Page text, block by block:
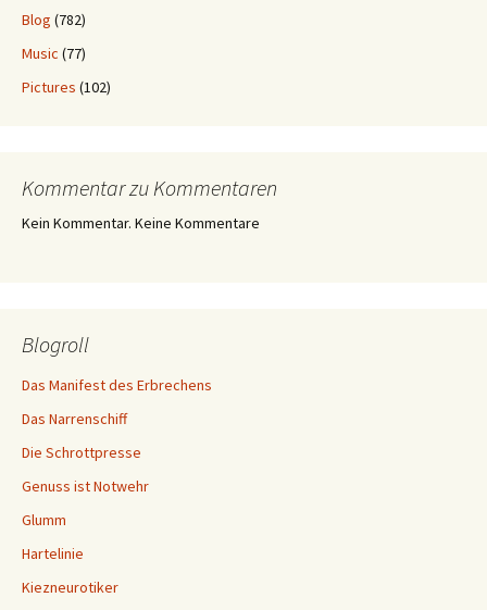
Blog (782)
Music (77)
Pictures (102)
Kommentar zu Kommentaren
Kein Kommentar. Keine Kommentare
Blogroll
Das Manifest des Erbrechens
Das Narrenschiff
Die Schrottpresse
Genuss ist Notwehr
Glumm
Hartelinie
Kiezneurotiker